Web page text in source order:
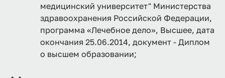
медицинский университет" Министерства
здравоохранения Российской Федерации,
программа «Лечебное дело», Высшее, дата
окончания 25.06.2014, документ - Диплом
о высшем образовании;